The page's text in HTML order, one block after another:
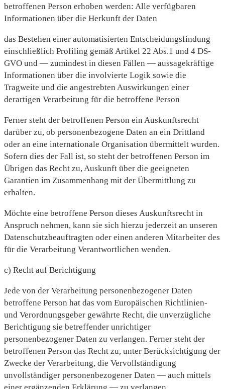
betroffenen Person erhoben werden: Alle verfügbaren
Informationen über die Herkunft der Daten
das Bestehen einer automatisierten Entscheidungsfindung
einschließlich Profiling gemäß Artikel 22 Abs.1 und 4 DS-
GVO und — zumindest in diesen Fällen — aussagekräftige
Informationen über die involvierte Logik sowie die
Tragweite und die angestrebten Auswirkungen einer
derartigen Verarbeitung für die betroffene Person
Ferner steht der betroffenen Person ein Auskunftsrecht
darüber zu, ob personenbezogene Daten an ein Drittland
oder an eine internationale Organisation übermittelt wurden.
Sofern dies der Fall ist, so steht der betroffenen Person im
Übrigen das Recht zu, Auskunft über die geeigneten
Garantien im Zusammenhang mit der Übermittlung zu
erhalten.
Möchte eine betroffene Person dieses Auskunftsrecht in
Anspruch nehmen, kann sie sich hierzu jederzeit an unseren
Datenschutzbeauftragten oder einen anderen Mitarbeiter des
für die Verarbeitung Verantwortlichen wenden.
c) Recht auf Berichtigung
Jede von der Verarbeitung personenbezogener Daten
betroffene Person hat das vom Europäischen Richtlinien-
und Verordnungsgeber gewährte Recht, die unverzügliche
Berichtigung sie betreffender unrichtiger
personenbezogener Daten zu verlangen. Ferner steht der
betroffenen Person das Recht zu, unter Berücksichtigung der
Zwecke der Verarbeitung, die Vervollständigung
unvollständiger personenbezogener Daten — auch mittels